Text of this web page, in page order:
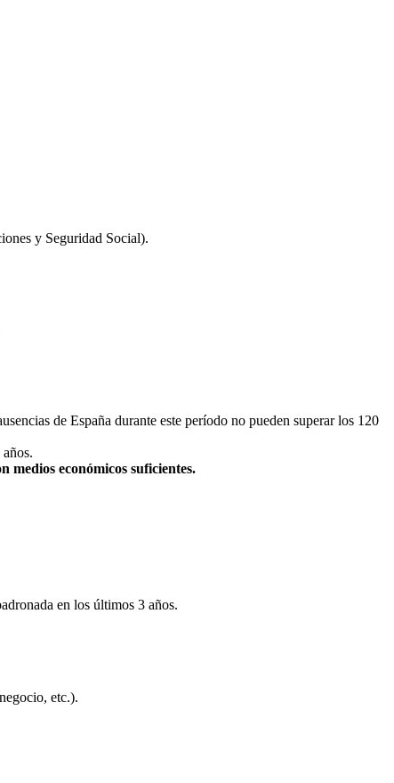
y Seguridad Social).
de España durante este período no pueden superar los 120
medios económicos suficientes.
en los últimos 3 años.
etc.).